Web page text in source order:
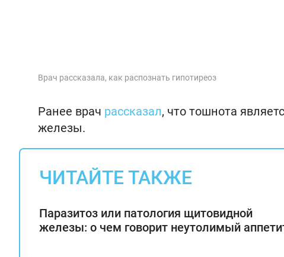
Врач рассказала, как распознать гипотиреоз
Ранее врач рассказал, что тошнота
железы.
ЧИТАЙТЕ ТАКЖЕ
Паразитоз или патология щитовидной
железы: о чем говорит неутолимый